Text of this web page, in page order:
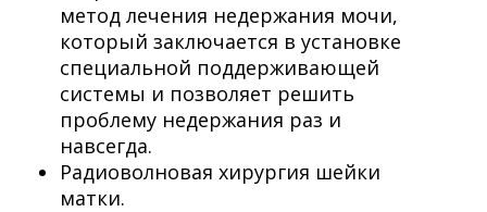
метод лечения недержания мочи,
который заключается в установке
специальной поддерживающей
системы и позволяет решить
проблему недержания раз и
навсегда.
Радиоволновая хирургия шейки
матки.